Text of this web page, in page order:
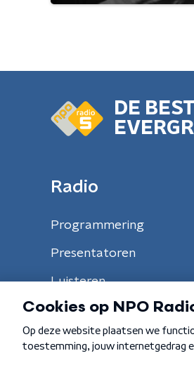
DE
Radio
Programmering
Presentatoren
Luisteren
Algemene voorwaarden